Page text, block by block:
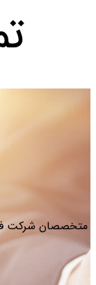
متخصصان شرکت